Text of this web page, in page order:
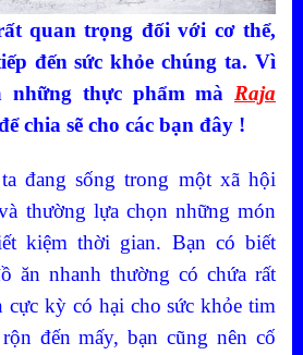
quan trọng đối với cơ thể,
đến sức khỏe chúng ta. Vì
thực phẩm mà Raja
chia sẽ cho các bạn đây !
đang sống trong một xã hội
thường lựa chọn những món
kiệm thời gian. Bạn có biết
ăn nhanh thường có chứa rất
cực kỳ có hại cho sức khỏe tim
đến mấy, bạn cũng nên cố